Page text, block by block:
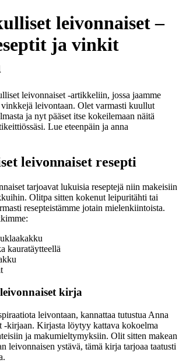
leivonnaiset –
ja vinkit
leivonnaiset -artikkeliin, jossa jaamme
leivontaan. Olet varmasti kuullut
ja nyt pääset itse kokeilemaan näitä
Lue eteenpäin ja anna
leivonnaiset resepti
tarjoavat lukuisia reseptejä niin makeisiin
Olitpa sitten kokenut leipuritähti tai
resepteistämme jotain mielenkiintoista.
kauratäytteellä
kirja
leivontaan, kannattaa tutustua Anna
-kirjaan. Kirjasta löytyy kattava kokoelma
ja makumieltymyksiin. Olit sitten makean
leivonnaisen ystävä, tämä kirja tarjoaa taatusti